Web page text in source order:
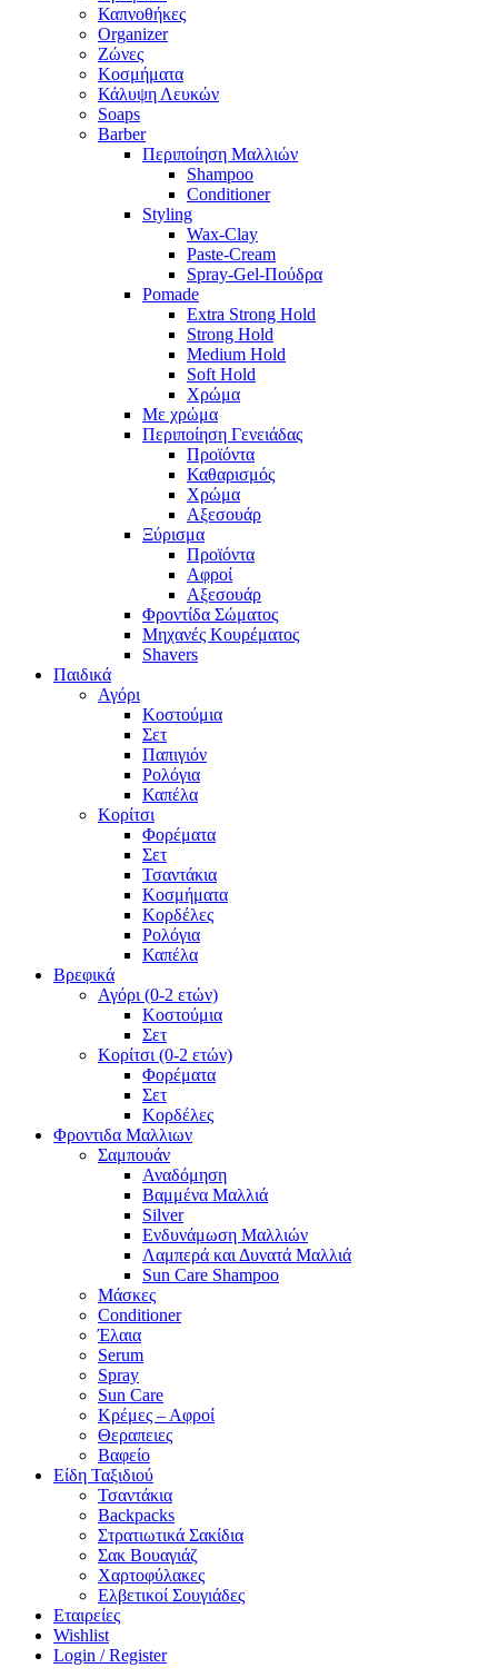
Καπνοθήκες
Organizer
Ζώνες
Κοσμήματα
Κάλυψη Λευκών
Soaps
Barber
Περιποίηση Μαλλιών
Shampoo
Conditioner
Styling
Wax-Clay
Paste-Cream
Spray-Gel-Πούδρα
Pomade
Extra Strong Hold
Strong Hold
Medium Hold
Soft Hold
Χρώμα
Με χρώμα
Περιποίηση Γενειάδας
Προϊόντα
Καθαρισμός
Χρώμα
Αξεσουάρ
Ξύρισμα
Προϊόντα
Αφροί
Αξεσουάρ
Φροντίδα Σώματος
Μηχανές Κουρέματος
Shavers
Παιδικά
Αγόρι
Κοστούμια
Σετ
Παπιγιόν
Ρολόγια
Καπέλα
Κορίτσι
Φορέματα
Σετ
Τσαντάκια
Κοσμήματα
Κορδέλες
Ρολόγια
Καπέλα
Βρεφικά
Αγόρι (0-2 ετών)
Κοστούμια
Σετ
Κορίτσι (0-2 ετών)
Φορέματα
Σετ
Κορδέλες
Φροντιδα Μαλλιων
Σαμπουάν
Αναδόμηση
Βαμμένα Μαλλιά
Silver
Ενδυνάμωση Μαλλιών
Λαμπερά και Δυνατά Μαλλιά
Sun Care Shampoo
Μάσκες
Conditioner
Έλαια
Serum
Spray
Sun Care
Κρέμες – Αφροί
Θεραπειες
Βαφείο
Είδη Ταξιδιού
Τσαντάκια
Backpacks
Στρατιωτικά Σακίδια
Σακ Βουαγιάζ
Χαρτοφύλακες
Ελβετικοί Σουγιάδες
Εταιρείες
Wishlist
Login / Register